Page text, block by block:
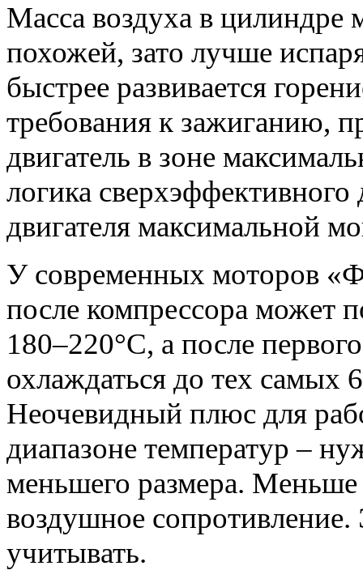
Масса воздуха в цилиндре
похожей, зато лучше
быстрее развивается
требования к зажиганию,
двигатель в зоне
логика сверхэффективного
двигателя максимальной
У современных моторов
после компрессора может
180–220°C, а после
охлаждаться до тех самых
Неочевидный плюс для
диапазоне температур –
меньшего размера.
воздушное
учитывать.